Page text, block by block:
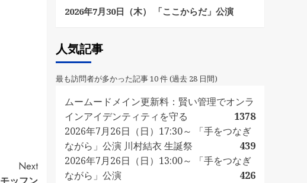
Next
2026年7月30日（木） 「ここからだ」公演
人気記事
最も訪問者が多かった記事 10 件 (過去 28 日間)
ムームードメイン更新料：賢い管理でオンラ
インアイデンティティを守る
1378
2026年7月26日（日）17:30～ 「手をつなぎ
ながら」公演 川村結衣 生誕祭
439
2026年7月26日（日）13:00～ 「手をつなぎ
ながら」公演
426